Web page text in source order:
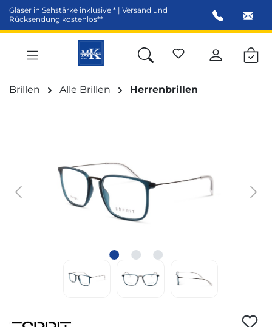
springen
Gläser in Sehstärke inklusive * | Versand und
Rücksendung kostenlos**
Brillen Alle Brillen Herrenbrillen